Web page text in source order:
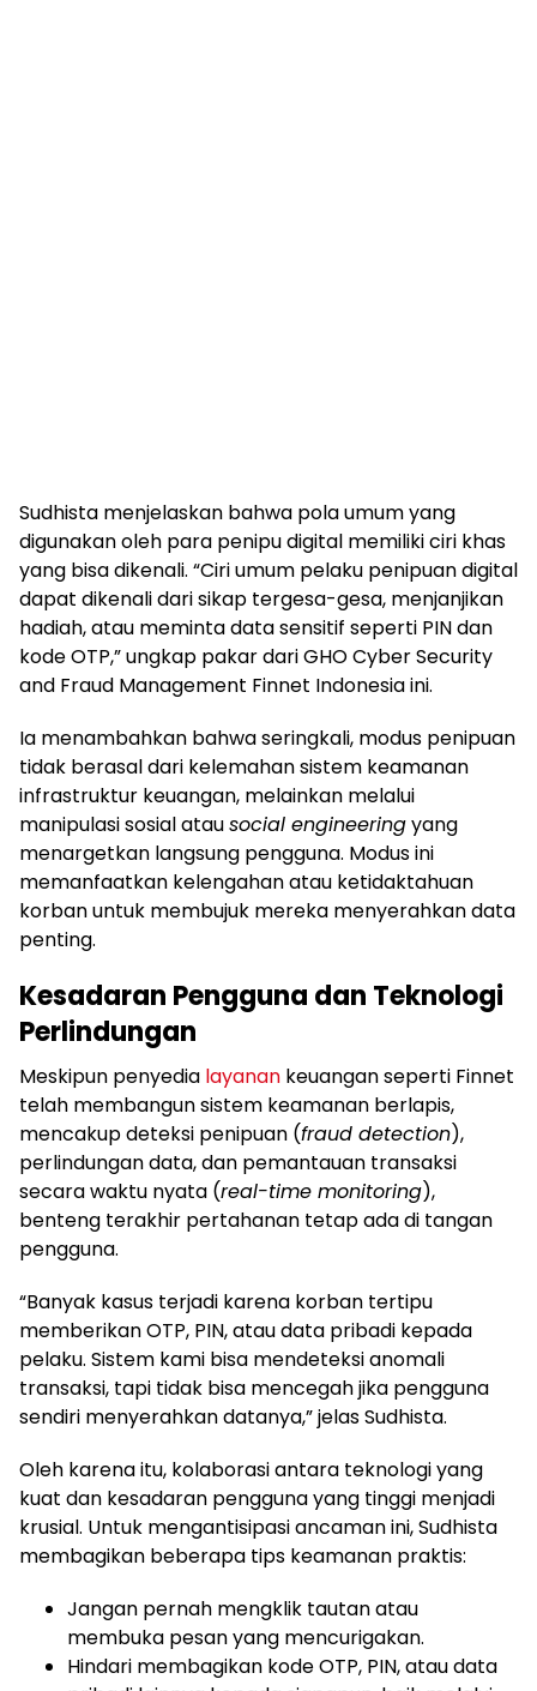
Sudhista menjelaskan bahwa pola umum yang
digunakan oleh para penipu digital memiliki ciri khas
yang bisa dikenali. “Ciri umum pelaku penipuan digital
dapat dikenali dari sikap tergesa-gesa, menjanjikan
hadiah, atau meminta data sensitif seperti PIN dan
kode OTP,” ungkap pakar dari GHO Cyber Security
and Fraud Management Finnet Indonesia ini.
Ia menambahkan bahwa seringkali, modus penipuan
tidak berasal dari kelemahan sistem keamanan
infrastruktur keuangan, melainkan melalui
manipulasi sosial atausocial engineeringyang
menargetkan langsung pengguna. Modus ini
memanfaatkan kelengahan atau ketidaktahuan
korban untuk membujuk mereka menyerahkan data
penting.
Kesadaran Pengguna dan Teknologi
Perlindungan
Meskipun penyedia layanan keuangan seperti Finnet
telah membangun sistem keamanan berlapis,
mencakup deteksi penipuan (fraud detection),
perlindungan data, dan pemantauan transaksi
secara waktu nyata (real-time monitoring),
benteng terakhir pertahanan tetap ada di tangan
pengguna.
“Banyak kasus terjadi karena korban tertipu
memberikan OTP, PIN, atau data pribadi kepada
pelaku. Sistem kami bisa mendeteksi anomali
transaksi, tapi tidak bisa mencegah jika pengguna
sendiri menyerahkan datanya,” jelas Sudhista.
Oleh karena itu, kolaborasi antara teknologi yang
kuat dan kesadaran pengguna yang tinggi menjadi
krusial. Untuk mengantisipasi ancaman ini, Sudhista
membagikan beberapa tips keamanan praktis:
Jangan pernah mengklik tautan atau
membuka pesan yang mencurigakan.
Hindari membagikan kode OTP, PIN, atau data